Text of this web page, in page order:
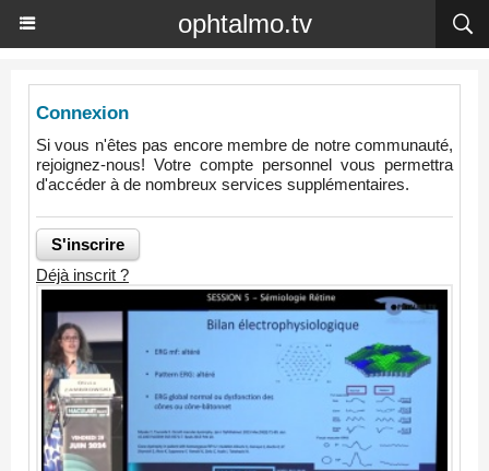
ophtalmo.tv
Connexion
Si vous n'êtes pas encore membre de notre communauté,
rejoignez-nous! Votre compte personnel vous permettra
d'accéder à de nombreux services supplémentaires.
Déjà inscrit ?